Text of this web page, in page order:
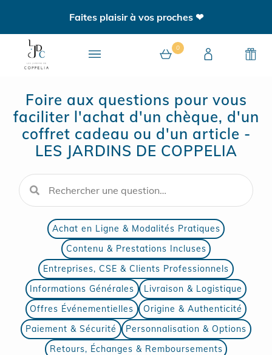
Faites plaisir à vos proches ❤
0
0 article au panier
Foire aux questions pour vous
faciliter l'achat d'un chèque, d'un
coffret cadeau ou d'un article -
LES JARDINS DE COPPELIA
Rechercher dans les questions de la FAQ
Achat en Ligne & Modalités Pratiques
Contenu & Prestations Incluses
Entreprises, CSE & Clients Professionnels
Informations Générales
Livraison & Logistique
Offres Événementielles
Origine & Authenticité
Paiement & Sécurité
Personnalisation & Options
Retours, Échanges & Remboursements